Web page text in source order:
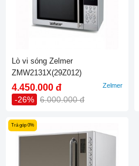
Lò vi sóng Zelmer
ZMW2131X(29Z012)
4.450.000 đ
-26% 6.000.000 đ
Zelmer
Trả góp 0%